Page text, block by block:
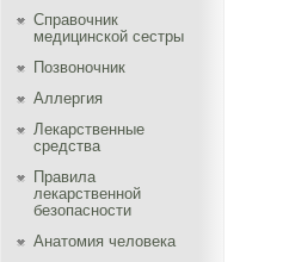
Справочник
медицинской сестры
Позвоночник
Аллергия
Лекарственные
средства
Правила
лекарственной
безопасности
Aнатомия человека